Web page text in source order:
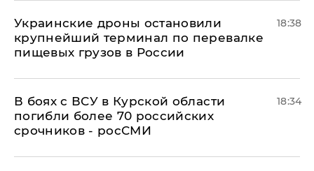
Украинские дроны остановили
крупнейший терминал по перевалке
пищевых грузов в России
18:38
В боях с ВСУ в Курской области
погибли более 70 российских
срочников - росСМИ
18:34